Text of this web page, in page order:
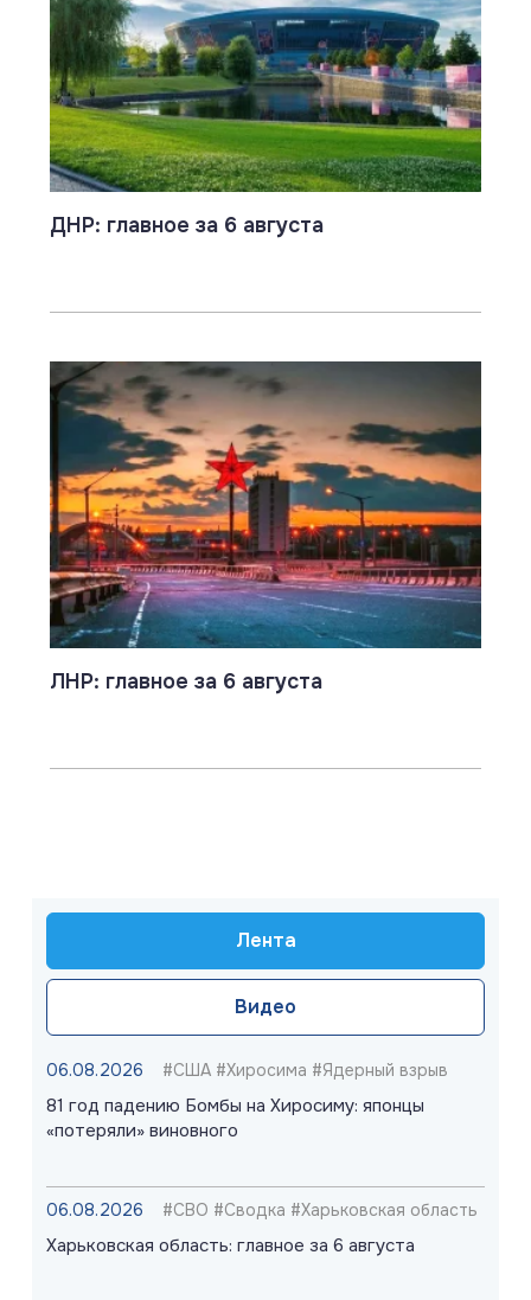
Лента
Видео
06.08.2026 #США #Хиросима #Ядерный взрыв
81 год падению Бомбы на Хиросиму: японцы
«потеряли» виновного
06.08.2026 #СВО #Сводка #Харьковская область
Харьковская область: главное за 6 августа
ДНР: главное за 6 августа
ЛНР: главное за 6 августа